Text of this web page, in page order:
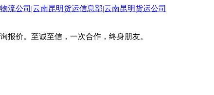
报价。至诚至信，一次合作，终身朋友。